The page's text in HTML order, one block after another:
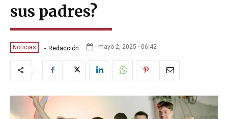
sus padres?
Noticias - Redacción mayo 2, 2025 · 06:42